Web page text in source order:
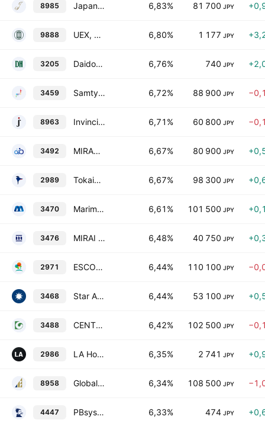
8985 Japan Hotel Reit Investment Corporation 6,83% 81 700 JPY
9888 UEX, Ltd. 6,80% 1 177 JPY
3205 Daidoh Limited 6,76% 740 JPY
3459 Samty Residential Investment Corp. 6,72% 88 900 JPY
8963 Invincible Investment Corp. 6,71% 60 800 JPY
3492 MIRARTH Real Estate Investment Corporation 6,67% 80 900 JPY
2989 Tokaido REIT, Inc. 6,67% 98 300 JPY
3470 Marimo Regional Revitalization REIT, Inc. 6,61% 101 500 JPY
3476 MIRAI Corporation 6,48% 40 750 JPY
2971 ESCON JAPAN REIT Investment Corp. 6,44% 110 100 JPY
3468 Star Asia Investment Corp. 6,44% 53 100 JPY
3488 CENTRAL REIT Investment Corporation 6,42% 102 500 JPY
2986 LA Holdings Co.,Ltd 6,35% 2 741 JPY
8958 Global One Real Estate Investment Corporation 6,34% 108 500 JPY
4447 PBsystems, Inc. 6,33% 474 JPY